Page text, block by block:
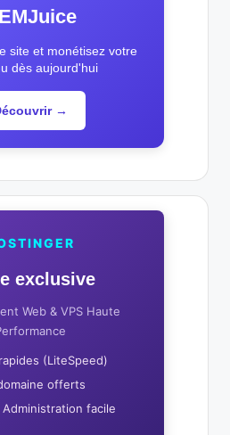
site et monétisez votre
dès aujourd'hui
→
exclusive
Web & VPS Haute
(LiteSpeed)
offerts
Administration facile